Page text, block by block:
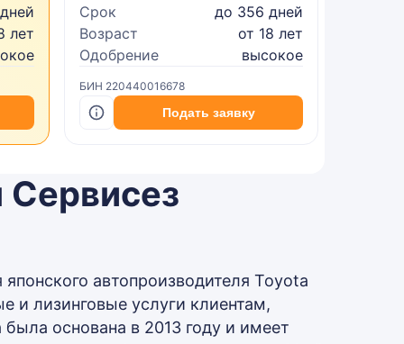
лет
Срок
до 356 дней
Возраст
от 18 лет
Одобрение
высокое
БИН 220440016678
Подать заявку
автопроизводителя Toyota
и лизинговые услуги клиентам,
основана в 2013 году и имеет